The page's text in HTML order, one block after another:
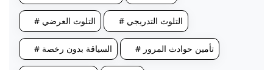
# التلوث العرضي # التلوث التدريجي
# السياقة بدون رخصة # تأمين حوادث المرور